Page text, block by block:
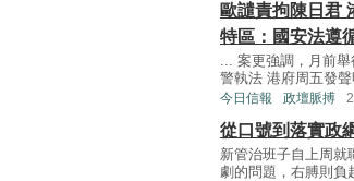
歐譴責拘陳日君
特區：國安法遵
... 案更強調，月前舉
警執法 港府周五發
今日信報 政壇脈搏
從口號到落實政
新管治班子自上周就
劇的問題，右膊則負